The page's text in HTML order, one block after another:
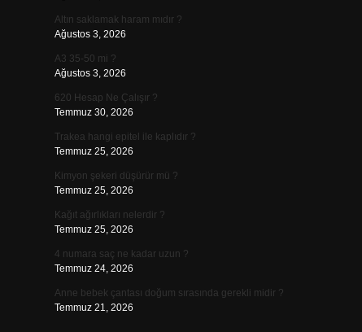
Altın saklamak haram mıdır ?
Ağustos 3, 2026
A3 35-50 mi ?
Ağustos 3, 2026
620 Hesap Ne Çalışır ?
Temmuz 30, 2026
Trakea hangi epitel ile kaplıdır ?
Temmuz 25, 2026
Kimyon şekeri düşürür mü ?
Temmuz 25, 2026
Kağıt ağırlıkları nelerdir ?
Temmuz 25, 2026
4 numara saç ne kadar uzun ?
Temmuz 24, 2026
Anne bebek çantası doğum sırasında gerekli midir ?
Temmuz 21, 2026